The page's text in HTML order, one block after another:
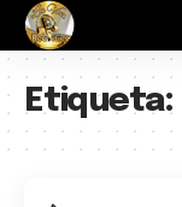
Etiqueta: